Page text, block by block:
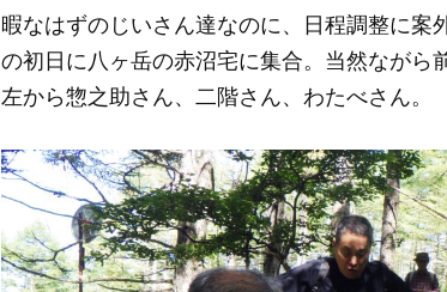
暇なはずのじいさん達なのに、日程調整に案
の初日に八ヶ岳の赤沼宅に集合。当然ながら
左から惣之助さん、二階さん、わたべさん。